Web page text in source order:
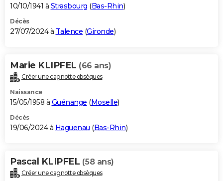
10/10/1941 à Strasbourg (Bas-Rhin)
Décès
27/07/2024 à Talence (Gironde)
Marie KLIPFEL (66 ans)
Créer une cagnotte obsèques
Naissance
15/05/1958 à Guénange (Moselle)
Décès
19/06/2024 à Haguenau (Bas-Rhin)
Pascal KLIPFEL (58 ans)
Créer une cagnotte obsèques